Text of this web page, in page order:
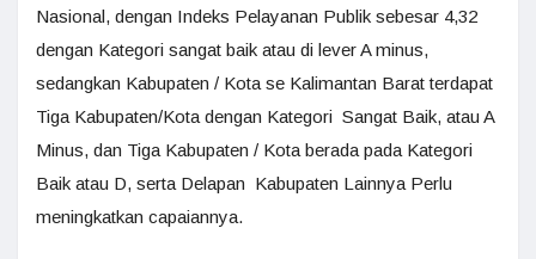
Nasional, dengan Indeks Pelayanan Publik sebesar 4,32
dengan Kategori sangat baik atau di lever A minus,
sedangkan Kabupaten / Kota se Kalimantan Barat terdapat
Tiga Kabupaten/Kota dengan Kategori Sangat Baik, atau A
Minus, dan Tiga Kabupaten / Kota berada pada Kategori
Baik atau D, serta Delapan Kabupaten Lainnya Perlu
meningkatkan capaiannya.